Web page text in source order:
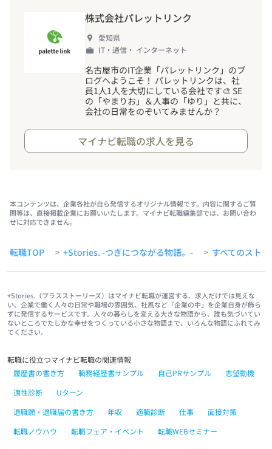
株式会社パレットリンク
愛知県
IT・通信・ インターネット
名古屋市のIT企業「パレットリンク」のブ
ログへようこそ ！ パレットリンクは、社
員1人1人を大切にしている会社です🎨 SE
の「やまりお」＆人事の「ゆり」と共に、
会社の日常をのぞいてみませんか？
マイナビ転職の求人を見る
本コンテンツは、企業各社が自ら発信するオリジナル情報です。内容に関するご質
問等は、直接掲載企業にお願いいたします。マイナビ転職編集部では、お問い合わ
せに対応できません。
転職TOP > +Stories. -つぎにつながる物語。- > すべてのスト
+Stories.（プラスストーリーズ）はマイナビ転職が運営する、求人だけでは見えな
い、企業で働く人々の日常や職場の雰囲気、社風など「企業の中」を企業自身が飾ら
ずに発信するサービスです。人々の暮らしを変える大きな物語から、誰も気づいてい
ないところでたしかな幸せをつくっている小さな物語まで、いろんな物語にふれてみ
てください。
転職に役立つマイナビ転職の関連情報
履歴書の書き方
職務経歴書サンプル 自己PRサンプル
志望動機
適性診断
Uターン
退職願・退職届の書き方
年収 適職診断 仕事
面接対策
転職ノウハウ
転職フェア・イベント 転職WEBセミナー